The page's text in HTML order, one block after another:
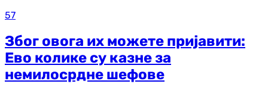
57
Због овога их можете пријавити:
Ево колике су казне за
немилосрдне шефове